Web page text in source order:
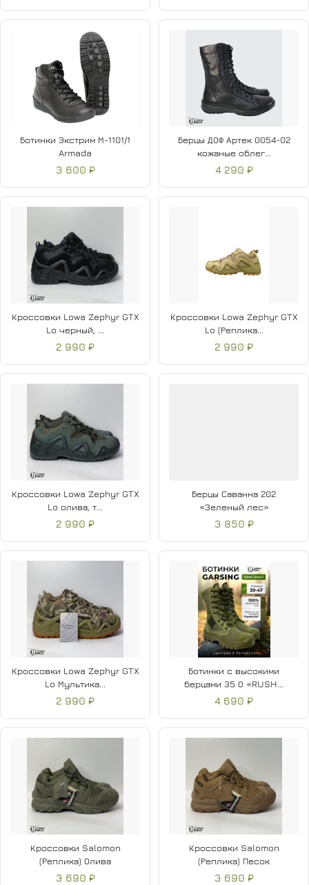
Ботинки Экстрим М-1101/1
Armada
3 600 ₽
Берцы ДОФ Артек 0054-02
кожаные облег...
4 290 ₽
Кроссовки Lowa Zephyr GTX
Lo черный, ...
2 990 ₽
Кроссовки Lowa Zephyr GTX
Lo (Реплика...
2 990 ₽
Кроссовки Lowa Zephyr GTX
Lo олива, т...
2 990 ₽
Берцы Саванна 202
«Зеленый лес»
3 850 ₽
Кроссовки Lowa Zephyr GTX
Lo Мультика...
2 990 ₽
Ботинки с высокими
берцами 35 О «RUSH...
4 690 ₽
Кроссовки Salomon
(Реплика) Олива
3 690 ₽
Кроссовки Salomon
(Реплика) Песок
3 690 ₽